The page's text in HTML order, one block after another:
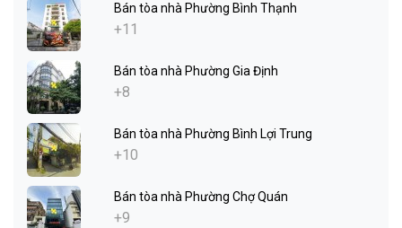
Bán tòa nhà Phường Bình Thạnh
+11
Bán tòa nhà Phường Gia Định
+8
Bán tòa nhà Phường Bình Lợi Trung
+10
Bán tòa nhà Phường Chợ Quán
+9